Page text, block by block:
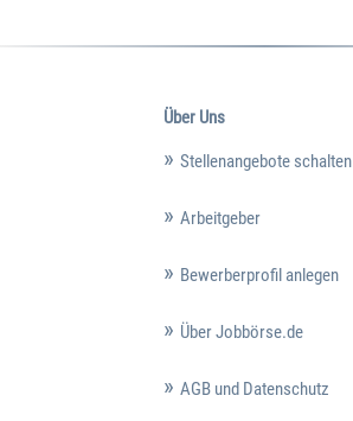
Über Uns
Stellenangebote schalten
Arbeitgeber
Bewerberprofil anlegen
Über Jobbörse.de
AGB und Datenschutz